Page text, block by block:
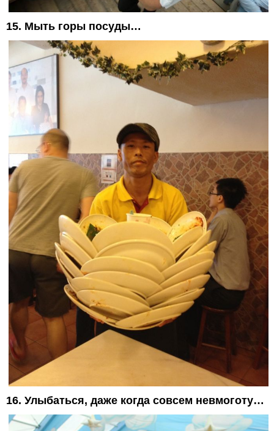
15. Мыть горы посуды…
16. Улыбаться, даже когда совсем невмоготу…